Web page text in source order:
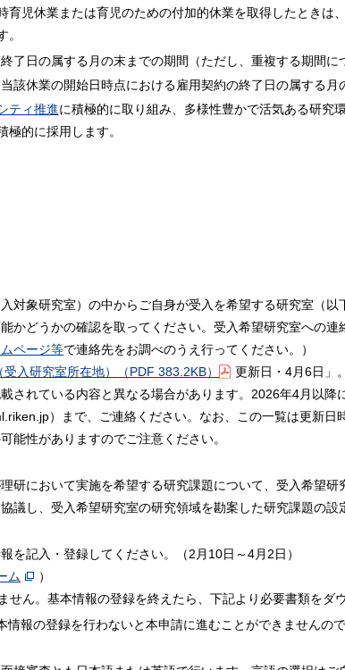
育児休業または育児のための付加的休業を取得したときは
了日の属する月の末までの期間（ただし、重複する期間に
該休業の開始日時点における雇用契約の終了日の属する月
ティ推進に積極的に取り組み、多様性豊かで活気ある研究
的に採用します。
対象研究室）の中からご自身が受入を希望する研究室（
かどうかの確認を取ってください。受入希望研究室への
ページ等で連絡先をお調べのうえ行ってください。）
入研究室所在地） （PDF 383.2KB）
更新日・4月6日」
されている内容と異なる場合があります。2026年4月以降
）まで、ご連絡ください。なお、この一覧は更新
能性がありますのでご注意ください。
研において実施を希望する研究課題について、受入希望
議し、受入希望研究室の研究領域を勘案した研究課題の設
を記入・登録してください。（2月10日～4月2日）
ム
）
ん。基本情報の登録を終えたら、下記より必要書類をダ
報の登録を行わないと本申請に進むことができませんので